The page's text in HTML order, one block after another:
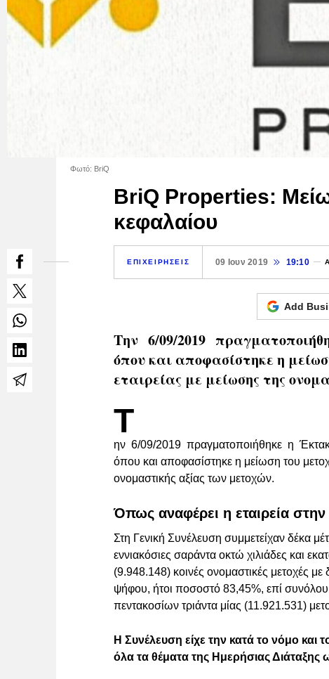
Φωτό: BriQ
BriQ Properties:
κεφαλαίου
ΕΠΙΧΕΙΡΗΣΕΙΣ 09 Ιουν 2019 19:10
Add
Την 6/09/2019
όπου και αποφασίστηκε η
εταιρείας με μείωσης της
Τ
ην 6/09/2019 πραγματοποιήθηκε η
όπου και αποφασίστηκε η μείωση του
ονομαστικής αξίας των μετοχών.
Όπως αναφέρει η εταιρεία
Στη Γενική Συνέλευση συμμετείχαν δέκα
εννιακόσιες σαράντα οκτώ χιλιάδες και
(9.948.148) κοινές ονομαστικές μετοχές με
ψήφου, ήτοι ποσοστό 83,45%, επί συνόλου
πεντακοσίων τριάντα μίας (11.921.531)
Η Συνέλευση είχε την κατά το νόμο και
όλα τα θέματα της Ημερήσιας Διάταξης